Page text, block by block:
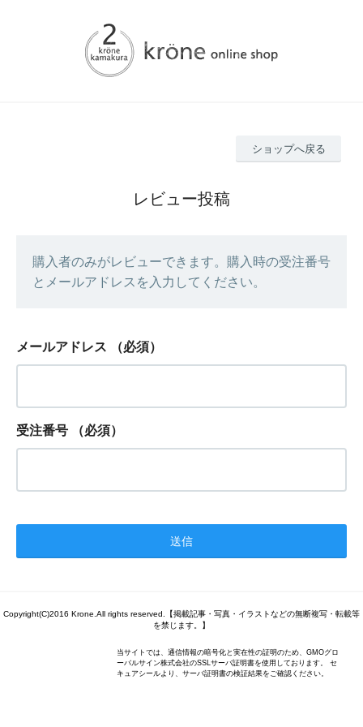
ショップへ戻る
レビュー投稿
購入者のみがレビューできます。購入時の受注番号
とメールアドレスを入力してください。
メールアドレス （必須）
受注番号 （必須）
Copyright(C)2016 Krone.All rights reserved.【掲載記事・写真・イラストなどの無断複写・転載等
を禁じます。】
当サイトでは、通信情報の暗号化と実在性の証明のため、GMOグロ
ーバルサイン株式会社のSSLサーバ証明書を使用しております。 セ
キュアシールより、サーバ証明書の検証結果をご確認ください。